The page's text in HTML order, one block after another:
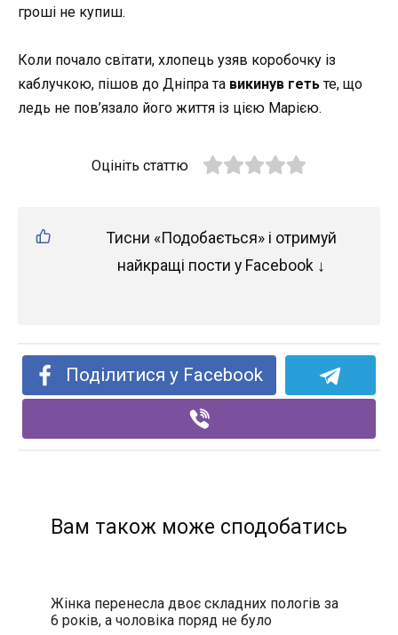
гроші не купиш.
Коли почало світати, хлопець узяв коробочку із
каблучкою, пішов до Дніпра та викинув геть те, що
ледь не пов’язало його життя із цією Марією.
Оцініть статтю
Тисни «Подобається» і отримуй
найкращі пости у Facebook ↓
Поділитися у Facebook
Вам також може сподобатись
Жінка перенесла двоє складних пологів за
6 років, а чоловіка поряд не було